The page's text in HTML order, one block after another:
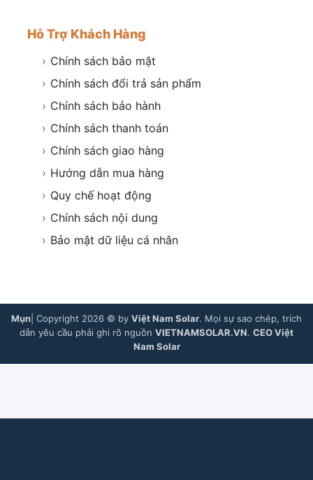
Hỗ Trợ Khách Hàng
› Chính sách bảo mật
› Chính sách đổi trả sản phẩm
› Chính sách bảo hành
› Chính sách thanh toán
› Chính sách giao hàng
› Hướng dẫn mua hàng
› Quy chế hoạt động
› Chính sách nội dung
› Bảo mật dữ liệu cá nhân
Mụn | Copyright 2026 © by Việt Nam Solar. Mọi sự sao chép, trích
dẫn yêu cầu phải ghi rõ nguồn VIETNAMSOLAR.VN. CEO Việt
Nam Solar